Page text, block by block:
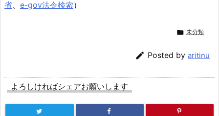
省、 e-gov法令検索）
 未分類
 Posted by aritinu
よろしければシェアお願いします